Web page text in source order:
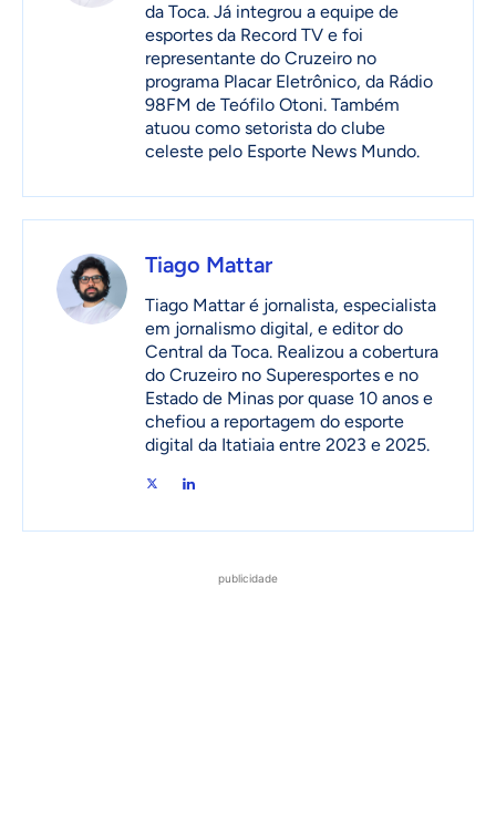
da Toca. Já integrou a equipe de
esportes da Record TV e foi
representante do Cruzeiro no
programa Placar Eletrônico, da Rádio
98FM de Teófilo Otoni. Também
atuou como setorista do clube
celeste pelo Esporte News Mundo.
Tiago Mattar
Tiago Mattar é jornalista, especialista
em jornalismo digital, e editor do
Central da Toca. Realizou a cobertura
do Cruzeiro no Superesportes e no
Estado de Minas por quase 10 anos e
chefiou a reportagem do esporte
digital da Itatiaia entre 2023 e 2025.
publicidade